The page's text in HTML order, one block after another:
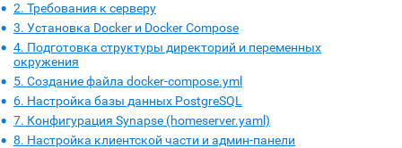
2. Требования к серверу
3. Установка Docker и Docker Compose
4. Подготовка структуры директорий и переменных
окружения
5. Создание файла docker-compose.yml
6. Настройка базы данных PostgreSQL
7. Конфигурация Synapse (homeserver.yaml)
8. Настройка клиентской части и админ-панели